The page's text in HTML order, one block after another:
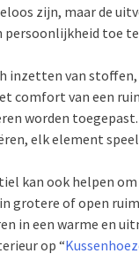
zijn, maar de
toe
inzetten van
comfort van een
worden
elk element
kan ook helpen
grotere of open
in een warme en
op “